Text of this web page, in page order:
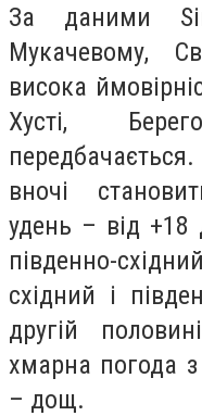
За даними
Мукачевому,
висока
Хусті,
вночі
удень – від +18
південно-
східний і
другій
хмарна погода
– дощ.